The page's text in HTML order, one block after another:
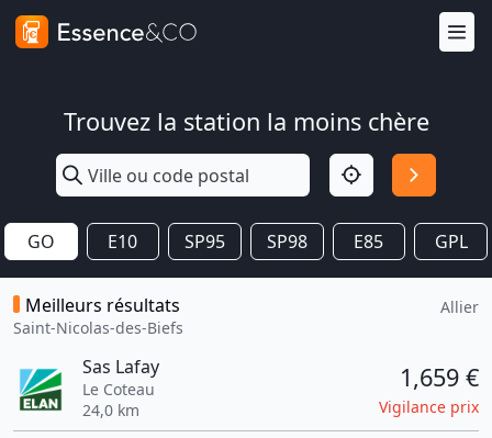
Trouvez la station la moins chère
GO E10 SP95 SP98 E85 GPL
Meilleurs résultats
Saint-Nicolas-des-Biefs
Allier
Sas Lafay
Le Coteau
24,0 km
1,659 €
Vigilance prix